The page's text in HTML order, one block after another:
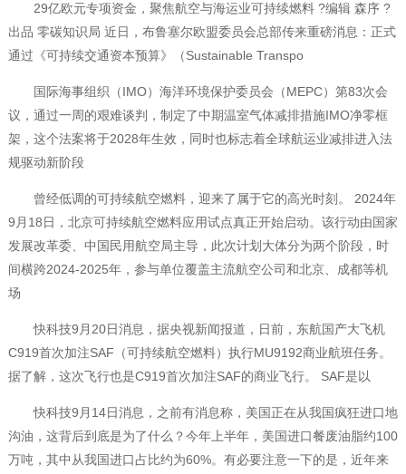
29亿欧元专项资金，聚焦航空与海运业可持续燃料 ?编辑 森序 ?
出品 零碳知识局 近日，布鲁塞尔欧盟委员会总部传来重磅消息：正式
通过《可持续交通资本预算》（Sustainable Transpo
国际海事组织（IMO）海洋环境保护委员会（MEPC）第83次会
议，通过一周的艰难谈判，制定了中期温室气体减排措施IMO净零框
架，这个法案将于2028年生效，同时也标志着全球航运业减排进入法
规驱动新阶段
曾经低调的可持续航空燃料，迎来了属于它的高光时刻。 2024年
9月18日，北京可持续航空燃料应用试点真正开始启动。该行动由国家
发展改革委、中国民用航空局主导，此次计划大体分为两个阶段，时
间横跨2024-2025年，参与单位覆盖主流航空公司和北京、成都等机
场
快科技9月20日消息，据央视新闻报道，日前，东航国产大飞机
C919首次加注SAF（可持续航空燃料）执行MU9192商业航班任务。
据了解，这次飞行也是C919首次加注SAF的商业飞行。 SAF是以
快科技9月14日消息，之前有消息称，美国正在从我国疯狂进口地
沟油，这背后到底是为了什么？今年上半年，美国进口餐废油脂约100
万吨，其中从我国进口占比约为60%。有必要注意一下的是，近年来